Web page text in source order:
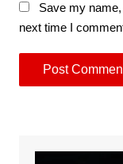
Save my
next time I